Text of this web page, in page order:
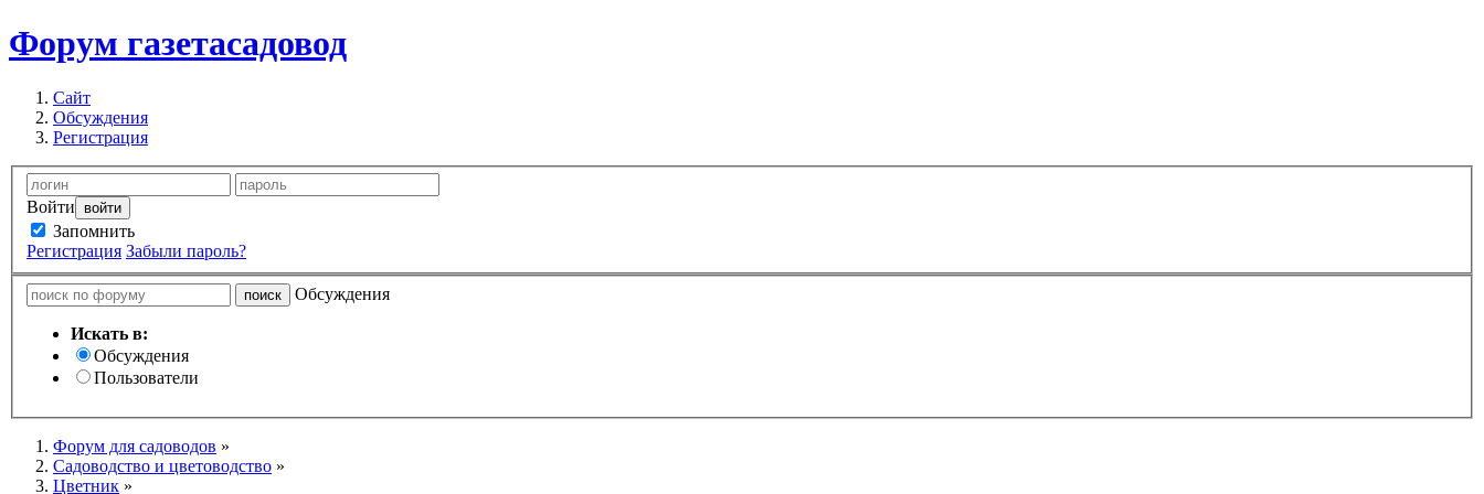
Форум газетасадовод
Сайт
Обсуждения
Регистрация
Войти
Запомнить
Регистрация Забыли пароль?
Обсуждения
Искать в:
Обсуждения
Пользователи
Форум для садоводов »
Садоводство и цветоводство »
Цветник »